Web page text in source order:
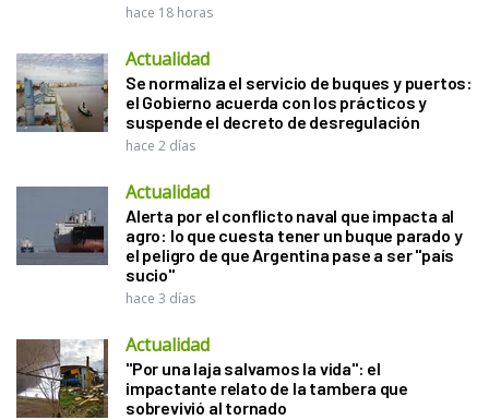
hace 18 horas
Actualidad
Se normaliza el servicio de buques y puertos:
el Gobierno acuerda con los prácticos y
suspende el decreto de desregulación
hace 2 días
Actualidad
Alerta por el conflicto naval que impacta al
agro: lo que cuesta tener un buque parado y
el peligro de que Argentina pase a ser "país
sucio"
hace 3 días
Actualidad
"Por una laja salvamos la vida": el
impactante relato de la tambera que
sobrevivió al tornado